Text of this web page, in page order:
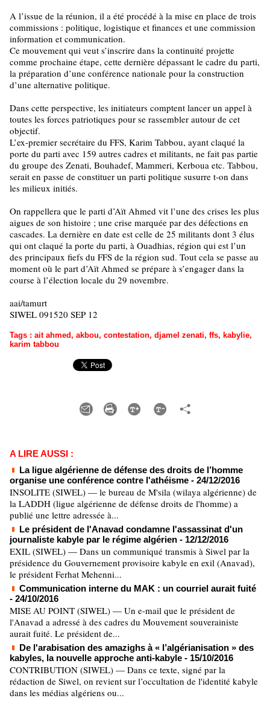
A l’issue de la réunion, il a été procédé à la mise en place de trois
commissions : politique, logistique et finances et une commission
information et communication.
Ce mouvement qui veut s’inscrire dans la continuité projette
comme prochaine étape, cette dernière dépassant le cadre du parti,
la préparation d’une conférence nationale pour la construction
d’une alternative politique.
Dans cette perspective, les initiateurs comptent lancer un appel à
toutes les forces patriotiques pour se rassembler autour de cet
objectif.
L’ex-premier secrétaire du FFS, Karim Tabbou, ayant claqué la
porte du parti avec 159 autres cadres et militants, ne fait pas partie
du groupe des Zenati, Bouhadef, Mammeri, Kerboua etc. Tabbou,
serait en passe de constituer un parti politique susurre t-on dans
les milieux initiés.
On rappellera que le parti d’Aït Ahmed vit l’une des crises les plus
aigues de son histoire ; une crise marquée par des défections en
cascades. La dernière en date est celle de 25 militants dont 3 élus
qui ont claqué la porte du parti, à Ouadhias, région qui est l’un
des principaux fiefs du FFS de la région sud. Tout cela se passe au
moment où le part d’Aït Ahmed se prépare à s’engager dans la
course à l’élection locale du 29 novembre.
aai/tamurt
SIWEL 091520 SEP 12
Tags : ait ahmed, akbou, contestation, djamel zenati, ffs, kabylie,
karim tabbou
A LIRE AUSSI :
La ligue algérienne de défense des droits de l’homme
organise une conférence contre l'athéisme - 24/12/2016
INSOLITE (SIWEL) — le bureau de M'sila (wilaya algérienne) de
la LADDH (ligue algérienne de défense droits de l'homme) a
publié une lettre adressée à...
Le président de l'Anavad condamne l'assassinat d'un
journaliste kabyle par le régime algérien - 12/12/2016
EXIL (SIWEL) — Dans un communiqué transmis à Siwel par la
présidence du Gouvernement provisoire kabyle en exil (Anavad),
le président Ferhat Mehenni...
Communication interne du MAK : un courriel aurait fuité
- 24/10/2016
MISE AU POINT (SIWEL) — Un e-mail que le président de
l'Anavad a adressé à des cadres du Mouvement souverainiste
aurait fuité. Le président de...
De l'arabisation des amazighs à « l’algérianisation » des
kabyles, la nouvelle approche anti-kabyle - 15/10/2016
CONTRIBUTION (SIWEL) — Dans ce texte, signé par la
rédaction de Siwel, on revient sur l’occultation de l'identité kabyle
dans les médias algériens ou...